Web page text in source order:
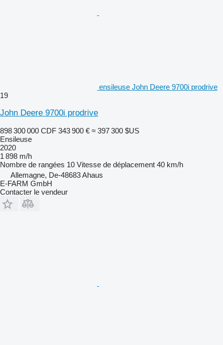
ensileuse John Deere 9700i prodrive
19
John Deere 9700i prodrive
898 300 000 CDF 343 900 € ≈ 397 300 $US
Ensileuse
2020
1 898 m/h
Nombre de rangées 10 Vitesse de déplacement 40 km/h
Allemagne, De-48683 Ahaus
E-FARM GmbH
Contacter le vendeur